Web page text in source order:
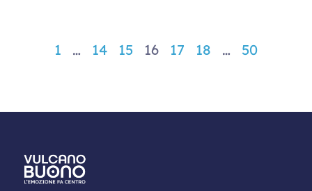
1 … 14 15 16 17 18 … 50